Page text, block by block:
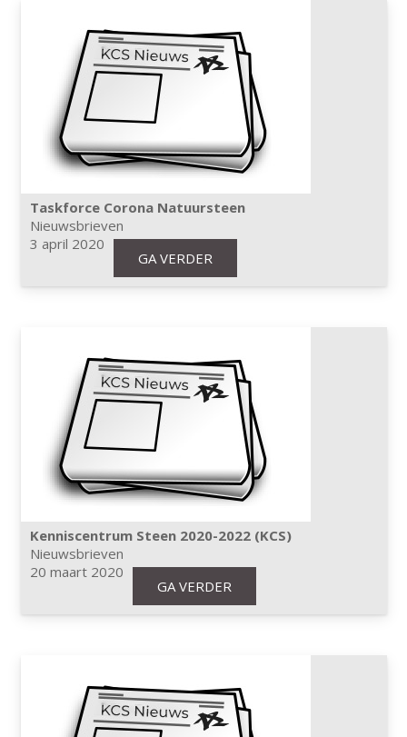
Taskforce Corona Natuursteen
Nieuwsbrieven
3 april 2020
GA VERDER
Kenniscentrum Steen 2020-2022 (KCS)
Nieuwsbrieven
20 maart 2020
GA VERDER